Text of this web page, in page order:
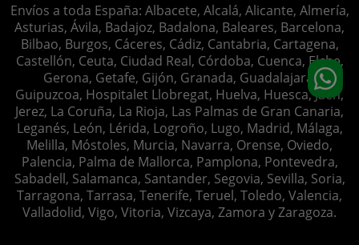
Envíos a toda España: Albacete, Alcalá, Alicante, Almería,
Asturias, Ávila, Badajoz, Badalona, Baleares, Barcelona,
Bilbao, Burgos, Cáceres, Cádiz, Cantabria, Cartagena,
Castellón, Ceuta, Ciudad Real, Córdoba, Cuenca, Elche,
Gerona, Getafe, Gijón, Granada, Guadalajara,
Guipuzcoa, Hospitalet Llobregat, Huelva, Huesca, Jaén,
Jerez, La Coruña, La Rioja, Las Palmas de Gran Canaria,
Leganés, León, Lérida, Logroño, Lugo, Madrid, Málaga,
Melilla, Móstoles, Murcia, Navarra, Orense, Oviedo,
Palencia, Palma de Mallorca, Pamplona, Pontevedra,
Sabadell, Salamanca, Santander, Segovia, Sevilla, Soria,
Tarragona, Tarrasa, Tenerife, Teruel, Toledo, Valencia,
Valladolid, Vigo, Vitoria, Vizcaya, Zamora y Zaragoza.